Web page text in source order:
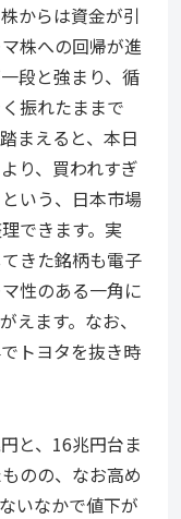
からは資金が引
株への回帰が進
段と強まり、循
振れたままで
まえると、本日
り、買われすぎ
いう、日本市場
できます。実
きた銘柄も電子
性のある一角に
えます。なお、
トヨタを抜き時
と、16兆円台ま
のの、なお高め
いなかで値下が